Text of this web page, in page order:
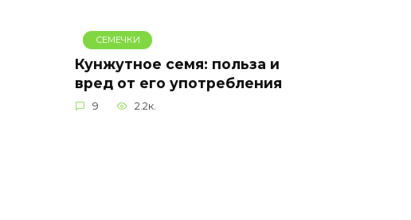
СЕМЕЧКИ
Кунжутное семя: польза и
вред от его употребления
9 2.2к.